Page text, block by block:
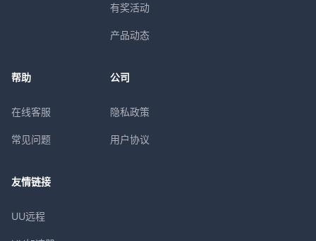
有奖活动
产品动态
帮助
在线客服
常见问题
公司
隐私政策
用户协议
友情链接
UU远程